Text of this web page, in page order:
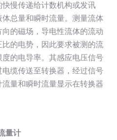
慢传递给计数机构或发讯
总量和瞬时流量。测量流体
的磁场，导电性流体的流动
的电势，因此要求被测的流
的电导率。其感应电压信号
缆传送至转换器，经过信号
量和瞬时流量显示在转换器
量计